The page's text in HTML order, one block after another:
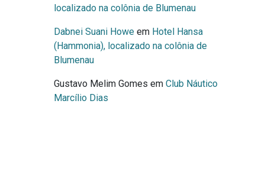
localizado na colônia de Blumenau
Dabnei Suani Howeem Hotel Hansa
(Hammonia), localizado na colônia de
Blumenau
Gustavo Melim Gomes em Club Náutico
Marcílio Dias